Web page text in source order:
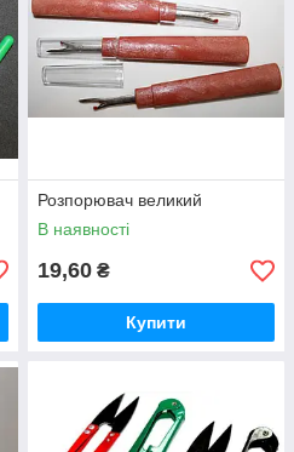
Розпорювач великий
В наявності
19,60 ₴
Купити